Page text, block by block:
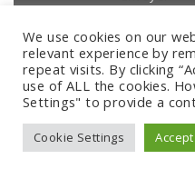
We use cookies on our
relevant experience by
repeat visits. By clicking
use of ALL the cookies.
Settings" to provide a
Cookie Settings